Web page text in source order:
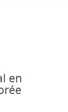
en